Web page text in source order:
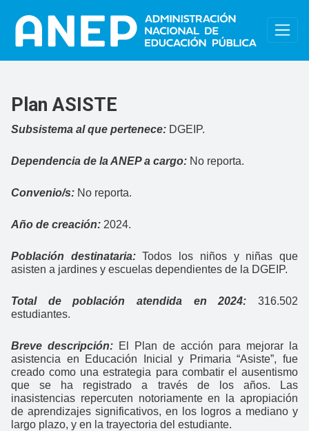
Plan ASISTE
Subsistema al que pertenece: DGEIP.
Dependencia de la ANEP a cargo: No reporta.
Convenio/s: No reporta.
Año de creación: 2024.
Población destinataria:Todos los niños y niñas que
asisten a jardines y escuelas dependientes de la DGEIP.
Total de población atendida en 2024: 316.502
estudiantes.
Breve descripción: El Plan de acción para mejorar la
asistencia en Educación Inicial y Primaria “Asiste”, fue
creado como una estrategia para combatir el ausentismo
que se ha registrado a través de los años. Las
inasistencias repercuten notoriamente en la apropiación
de aprendizajes significativos, en los logros a mediano y
largo plazo, y en la trayectoria del estudiante.